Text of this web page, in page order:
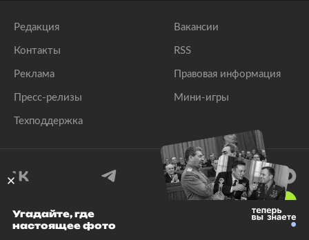
Редакция
Контакты
Реклама
Пресс-релизы
Техподдержка
Вакансии
RSS
Правовая информация
Мини-игры
© 1999–2026 Все права защищены.
Угадайте, где
настоящее фото